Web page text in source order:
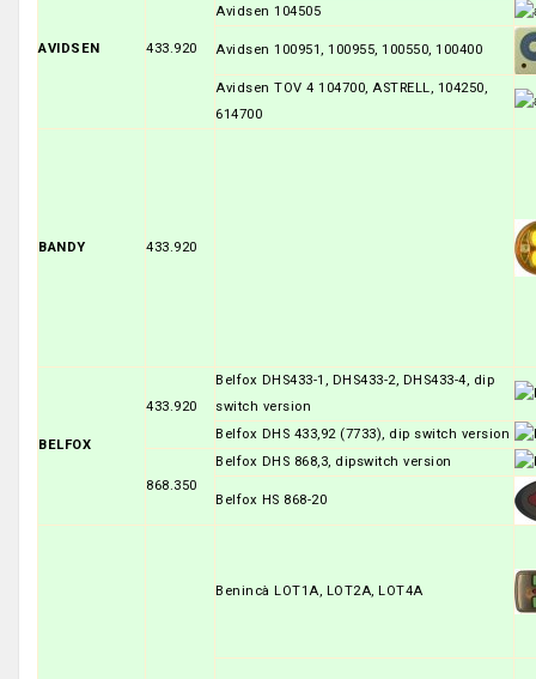
AVIDSEN 433.920
Avidsen 104505
Avidsen 100951, 100955, 100550, 100400
Avidsen TOV 4 104700, ASTRELL, 104250,
614700
BANDY 433.920
BELFOX
433.920
Belfox DHS433-1, DHS433-2, DHS433-4, dip
switch version
Belfox DHS 433,92 (7733), dip switch version
868.350
Belfox DHS 868,3, dipswitch version
Belfox HS 868-20
Benincà LOT1A, LOT2A, LOT4A